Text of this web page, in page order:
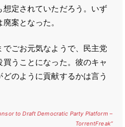
想定されていただろう。いず
案となった。
ごお元気なようで、民主党
うことになった。彼のキャ
のように貢献するかは言う
to Draft Democratic Party Platform –
TorrentFreak”